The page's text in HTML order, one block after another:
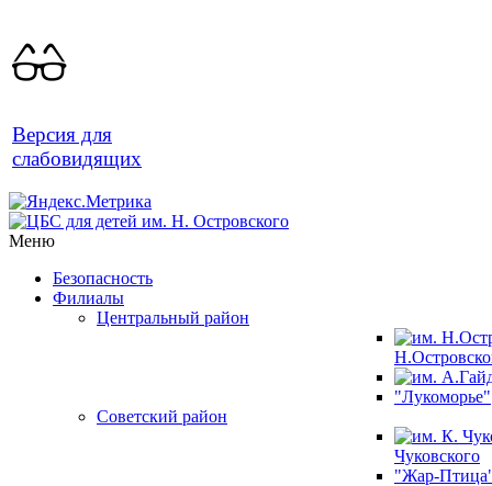
Версия для
слабовидящих
Меню
Безопасность
Филиалы
Центральный район
"Лукоморье"
Советский район
Чуковского
"Жар-